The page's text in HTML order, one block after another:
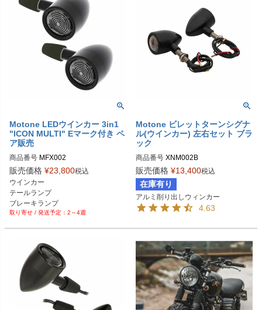
Motone LEDウインカー 3in1
"ICON MULTI" Eマーク付き ペ
ア販売
商品番号 MFX002
販売価格 ¥23,800税込
ウインカー
テールランプ
ブレーキランプ
1個3役
2～4週
Motone ビレットターンシグナ
ル(ウインカー) 左右セット ブラ
ック
商品番号 XNM002B
B型番：MT1017
販売価格 ¥13,400税込
在庫有り
アルミ削り出しウィンカー
4.63